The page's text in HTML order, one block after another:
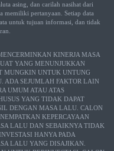
asing, dan carilah nasihat dari
memiliki pertanyaan. Setiap data
untuk tujuan informasi, dan tidak
KINERJA MASA
YANG MENUNJUKKAN
MUNGKIN UNTUK UNTUNG
ADA SEJUMLAH FAKTOR LAIN
UMUM ATAU ATAS
YANG TIDAK DAPAT
DENGAN MASA LALU. CALON
KEPERCAYAAN
LALU DAN SEBAIKNYA TIDAK
HANYA PADA
LALU YANG DISAJIKAN.